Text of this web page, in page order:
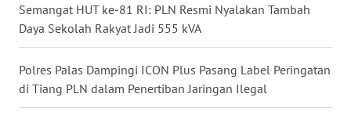
Semangat HUT ke-81 RI: PLN Resmi Nyalakan Tambah
Daya Sekolah Rakyat Jadi 555 kVA
Polres Palas Dampingi ICON Plus Pasang Label Peringatan
di Tiang PLN dalam Penertiban Jaringan Ilegal
WN
JOGJA
WN
JATIM